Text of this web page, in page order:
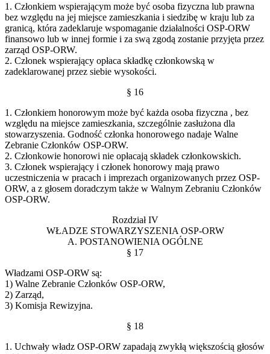
1. Członkiem wspierającym może być osoba fizyczna lub prawna
bez względu na jej miejsce zamieszkania i siedzibę w kraju lub za
granicą, która zadeklaruje wspomaganie działalności OSP-ORW
finansowo lub w innej formie i za swą zgodą zostanie przyjęta przez
zarząd OSP-ORW.
2. Członek wspierający opłaca składkę członkowską w
zadeklarowanej przez siebie wysokości.
§ 16
1. Członkiem honorowym może być każda osoba fizyczna , bez
względu na miejsce zamieszkania, szczególnie zasłużona dla
stowarzyszenia. Godność członka honorowego nadaje Walne
Zebranie Członków OSP-ORW.
2. Członkowie honorowi nie opłacają składek członkowskich.
3. Członek wspierający i członek honorowy mają prawo
uczestniczenia w pracach i imprezach organizowanych przez OSP-
ORW, a z głosem doradczym także w Walnym Zebraniu Członków
OSP-ORW.
Rozdział IV
WŁADZE STOWARZYSZENIA OSP-ORW
A. POSTANOWIENIA OGÓLNE
§ 17
Władzami OSP-ORW są:
1) Walne Zebranie Członków OSP-ORW,
2) Zarząd,
3) Komisja Rewizyjna.
§ 18
1. Uchwały władz OSP-ORW zapadają zwykłą większością głosów